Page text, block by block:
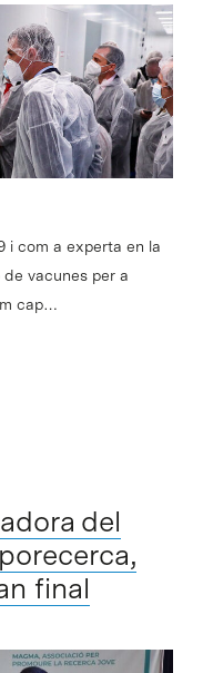
i com a experta en la
vacunes per a
cap…
del
final